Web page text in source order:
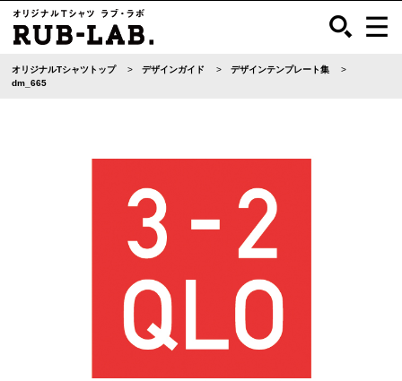
オリジナルTシャツトップ デザインガイド
デザインテンプレート集
dm_665